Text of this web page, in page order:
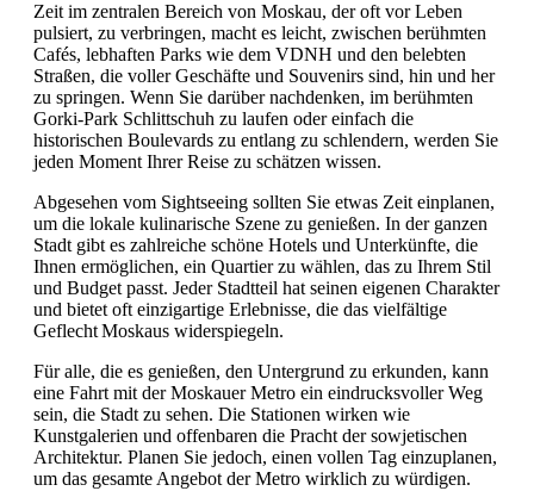
Zeit im zentralen Bereich von Moskau, der oft vor Leben
pulsiert, zu verbringen, macht es leicht, zwischen berühmten
Cafés, lebhaften Parks wie dem VDNH und den belebten
Straßen, die voller Geschäfte und Souvenirs sind, hin und her
zu springen. Wenn Sie darüber nachdenken, im berühmten
Gorki-Park Schlittschuh zu laufen oder einfach die
historischen Boulevards zu entlang zu schlendern, werden Sie
jeden Moment Ihrer Reise zu schätzen wissen.
Abgesehen vom Sightseeing sollten Sie etwas Zeit einplanen,
um die lokale kulinarische Szene zu genießen. In der ganzen
Stadt gibt es zahlreiche schöne Hotels und Unterkünfte, die
Ihnen ermöglichen, ein Quartier zu wählen, das zu Ihrem Stil
und Budget passt. Jeder Stadtteil hat seinen eigenen Charakter
und bietet oft einzigartige Erlebnisse, die das vielfältige
Geflecht Moskaus widerspiegeln.
Für alle, die es genießen, den Untergrund zu erkunden, kann
eine Fahrt mit der Moskauer Metro ein eindrucksvoller Weg
sein, die Stadt zu sehen. Die Stationen wirken wie
Kunstgalerien und offenbaren die Pracht der sowjetischen
Architektur. Planen Sie jedoch, einen vollen Tag einzuplanen,
um das gesamte Angebot der Metro wirklich zu würdigen.